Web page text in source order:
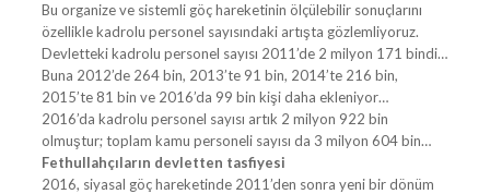
Bu organize ve sistemli göç hareketinin ölçülebilir sonuçlarını
özellikle kadrolu personel sayısındaki artışta gözlemliyoruz.
Devletteki kadrolu personel sayısı 2011’de 2 milyon 171 bindi…
Buna 2012’de 264 bin, 2013’te 91 bin, 2014’te 216 bin,
2015’te 81 bin ve 2016’da 99 bin kişi daha ekleniyor…
2016’da kadrolu personel sayısı artık 2 milyon 922 bin
olmuştur; toplam kamu personeli sayısı da 3 milyon 604 bin…
Fethullahçıların devletten tasfiyesi
2016, siyasal göç hareketinde 2011’den sonra yeni bir dönüm